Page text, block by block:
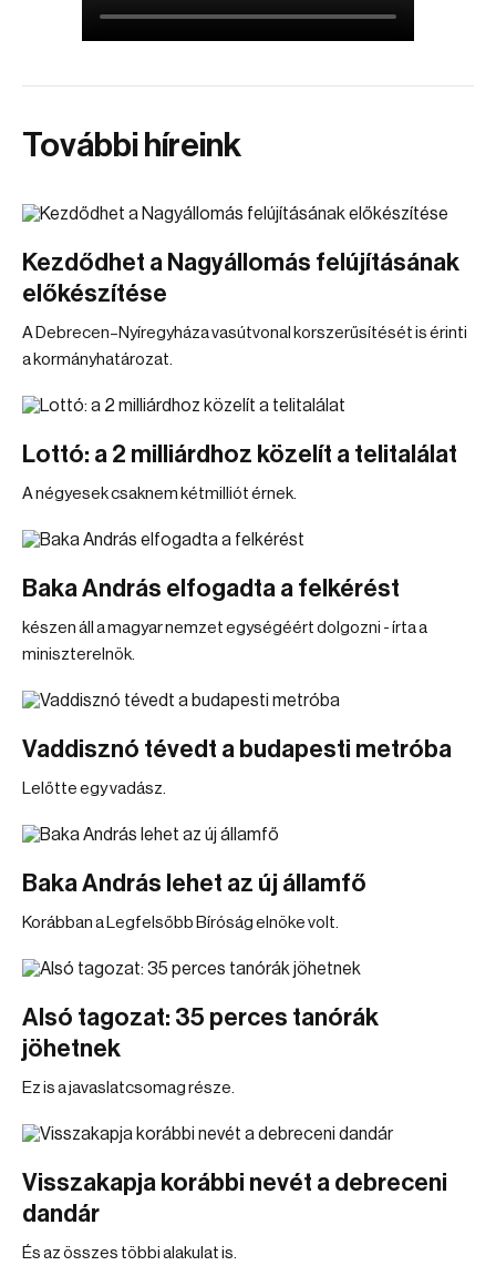
További híreink
Kezdődhet a Nagyállomás felújításának
előkészítése
A Debrecen–Nyíregyháza vasútvonal korszerűsítését is érinti
a kormányhatározat.
Lottó: a 2 milliárdhoz közelít a telitalálat
A négyesek csaknem kétmilliót érnek.
Baka András elfogadta a felkérést
készen áll a magyar nemzet egységéért dolgozni - írta a
miniszterelnök.
Vaddisznó tévedt a budapesti metróba
Lelőtte egy vadász.
Baka András lehet az új államfő
Korábban a Legfelsőbb Bíróság elnöke volt.
Alsó tagozat: 35 perces tanórák
jöhetnek
Ez is a javaslatcsomag része.
Visszakapja korábbi nevét a debreceni
dandár
És az összes többi alakulat is.